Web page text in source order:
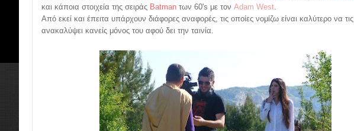
και κάποια στοιχεία της σειράς Batman των 60's με τον Adam West
Από εκεί και έπειτα υπάρχουν διάφορες αναφορές, τις οποίες νομίζω είναι καλύτερο να τις
ανακαλύψει κανείς μόνος του αφού δει την ταινία.